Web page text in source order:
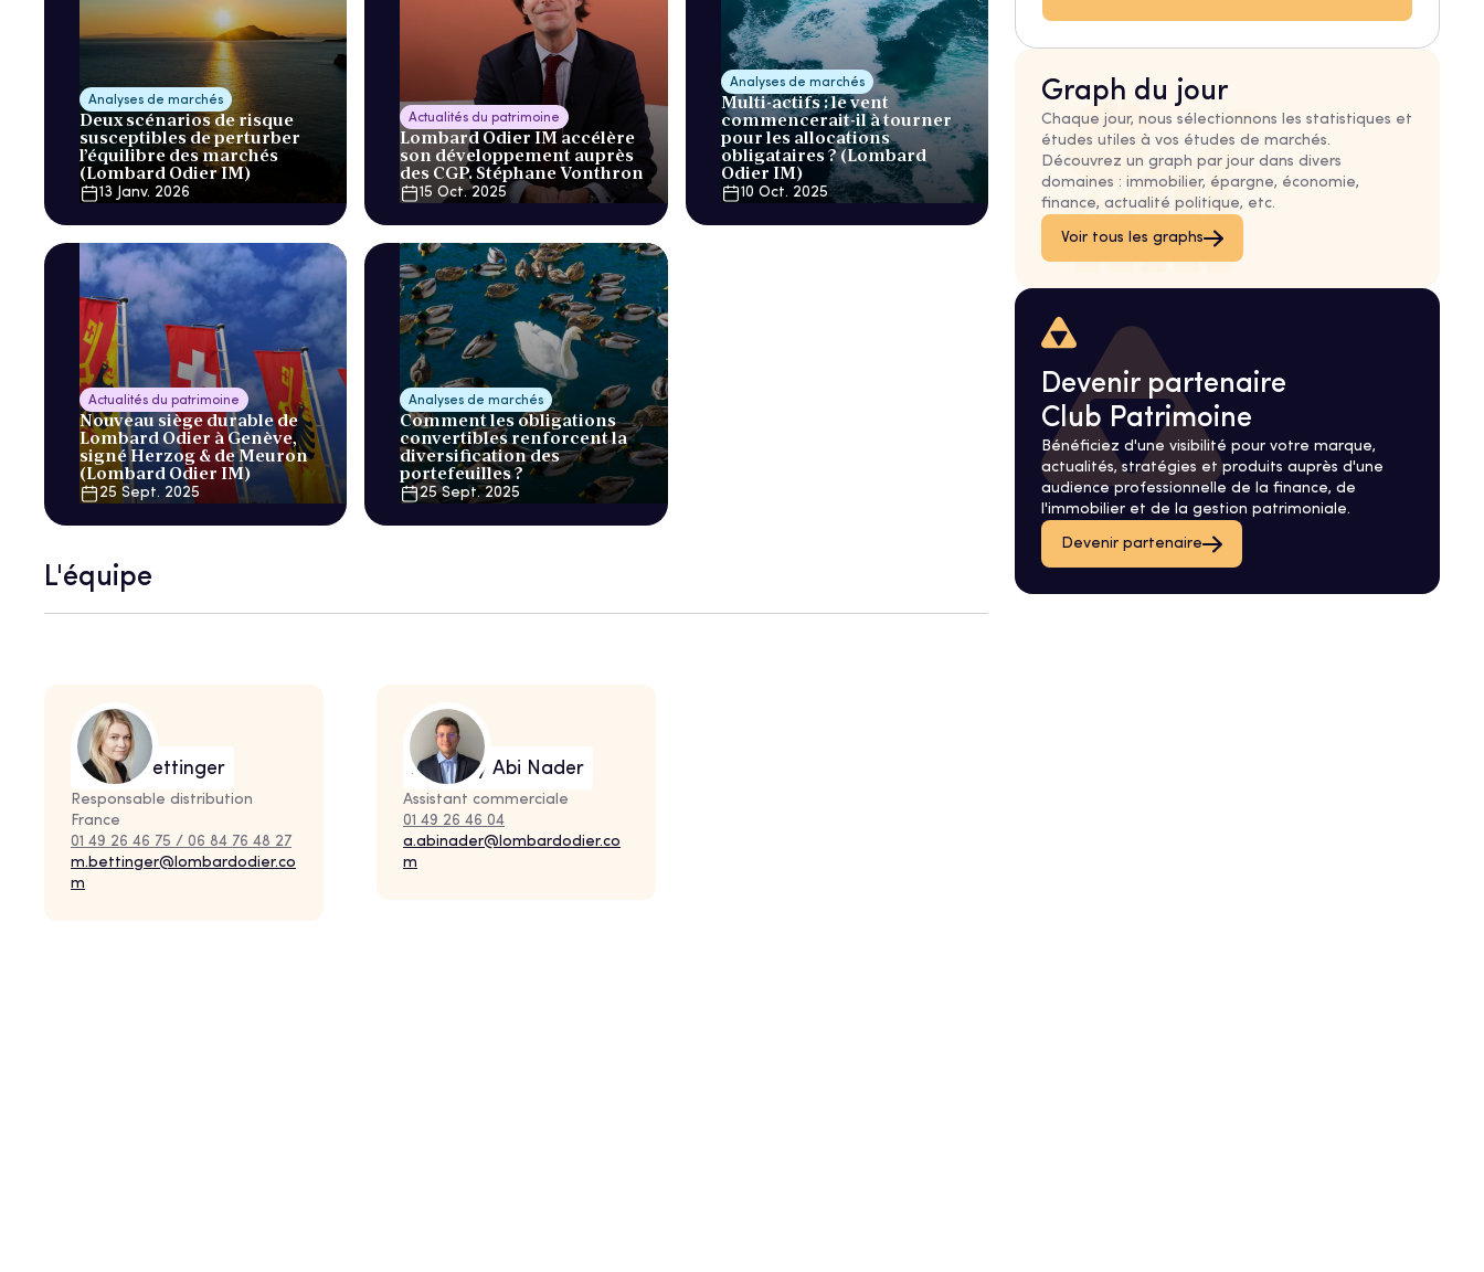
Analyses de marchés
Deux scénarios de risque
susceptibles de perturber
l’équilibre des marchés
(Lombard Odier IM)
13 Janv. 2026
Actualités du patrimoine
Lombard Odier IM accélère
son développement auprès
des CGP. Stéphane Vonthron
15 Oct. 2025
Analyses de marchés
Multi-actifs : le vent
commencerait-il à tourner
pour les allocations
obligataires ? (Lombard
Odier IM)
10 Oct. 2025
Actualités du patrimoine
Nouveau siège durable de
Lombard Odier à Genève,
signé Herzog & de Meuron
(Lombard Odier IM)
25 Sept. 2025
Analyses de marchés
Comment les obligations
convertibles renforcent la
diversification des
portefeuilles ?
25 Sept. 2025
L'équipe
Marie Bettinger
Responsable distribution
France
01 49 26 46 75 / 06 84 76 48 27
m.bettinger@lombardodier.co
m
Anthony Abi Nader
Assistant commerciale
01 49 26 46 04
a.abinader@lombardodier.co
m
Graph du jour
Chaque jour, nous sélectionnons les statistiques et
études utiles à vos études de marchés.
Découvrez un graph par jour dans divers
domaines : immobilier, épargne, économie,
finance, actualité politique, etc.
Voir tous les graphs
Devenir partenaire
Club Patrimoine
Bénéficiez d'une visibilité pour votre marque,
actualités, stratégies et produits auprès d'une
audience professionnelle de la finance, de
l'immobilier et de la gestion patrimoniale.
Devenir partenaire